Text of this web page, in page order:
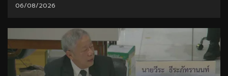
06/08/2026